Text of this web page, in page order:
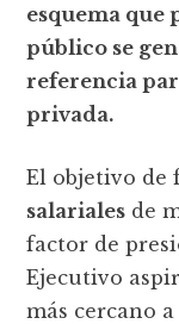
esquema que
público se
referencia
privada.
El objetivo de
salariales de
factor de
Ejecutivo
más cercano